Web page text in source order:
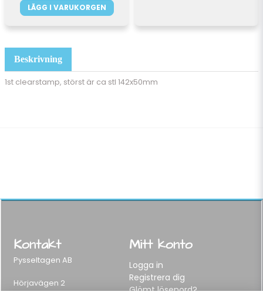
Beskrivning
1st clearstamp, störst är ca stl 142x50mm
LÄGG I VARUKORGEN
Kontakt
Pysseltagen AB
Hörjavägen 2
282 34 Tyringe, Sweden
Mitt konto
Logga in
Registrera dig
Glömt lösenord?